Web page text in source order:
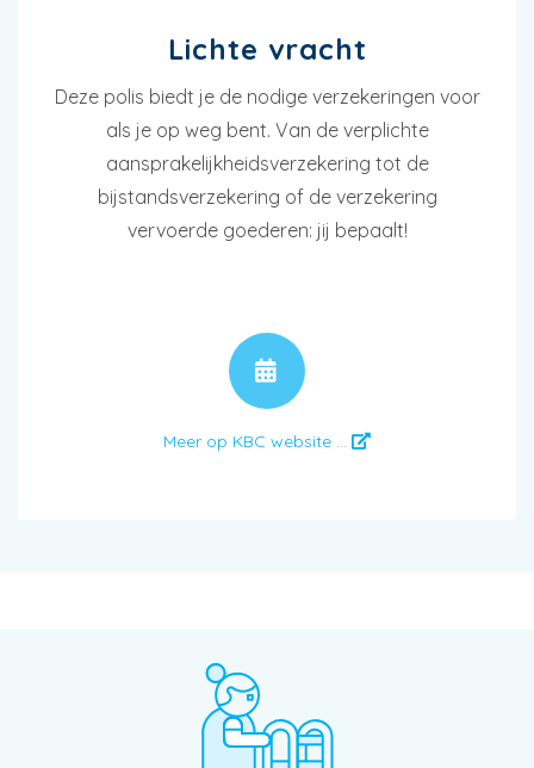
Lichte vracht
Deze polis biedt je de nodige verzekeringen voor
als je op weg bent. Van de verplichte
aansprakelijkheidsverzekering tot de
bijstandsverzekering of de verzekering
vervoerde goederen: jij bepaalt!
Meer op KBC website ...